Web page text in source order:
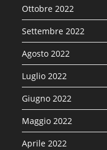
Ottobre 2022
Settembre 2022
Agosto 2022
Luglio 2022
Giugno 2022
Maggio 2022
Aprile 2022